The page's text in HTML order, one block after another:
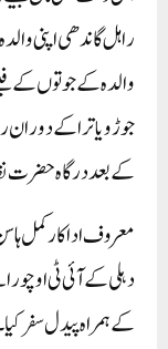
راہل گاندھی اپنی
والدہ کے جوتوں کے
جوڑو یاترا کے
کے بعد درگاہ حضرت
معروف اداکار کمل
دہلی کے آئی ٹی او
کے ہمراہ پیدل سفر